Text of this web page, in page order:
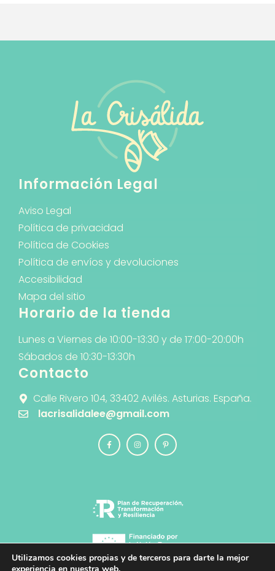
Información Legal
Aviso Legal
Política de privacidad
Política de Cookies
Política de envíos y devoluciones
Accesibilidad
Mapa del sitio
Horario de la tienda
Lunes a Viernes de 10:00-13:30 y de 17:00-20:00h
Sábados de 10:30-13:30h
Contacto
Calle Rivero 104, 33402 Avilés. Asturias. España.
lacrisalidalee@gmail.com
Utilizamos cookies propias y de terceros para darte la mejor